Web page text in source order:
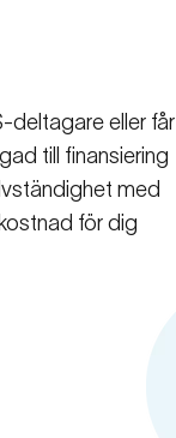
för
deltagare eller får
till finansiering
med
för dig